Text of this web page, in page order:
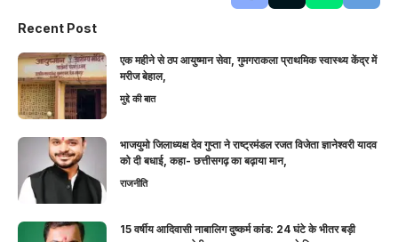
Recent Post
एक महीने से ठप आयुष्मान सेवा, गुमगराकला प्राथमिक स्वास्थ्य केंद्र में
मरीज बेहाल,
मुद्दे की बात
भाजयुमो जिलाध्यक्ष देव गुप्ता ने राष्ट्रमंडल रजत विजेता ज्ञानेश्वरी यादव
को दी बधाई, कहा- छत्तीसगढ़ का बढ़ाया मान,
राजनीति
15 वर्षीय आदिवासी नाबालिग दुष्कर्म कांड: 24 घंटे के भीतर बड़ी